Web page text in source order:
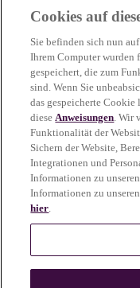
Registrieren
Facebook
opens in new tab)
YouTube
(opens in new
(opens
Sage Service
Mehr erfahren
Einige Inhalte auf dieser
verfeinert. Unsere Produkt-,
Cookies auf
Sie befinden sich nun
Ihrem Computer wurden
gespeichert, die zum
sind. Wenn Sie
das gespeicherte
dieseAnweisungen. Wir
Funktionalität der
Sichern der Website,
Integrationen und
Informationen zu
Informationen zu
hier.